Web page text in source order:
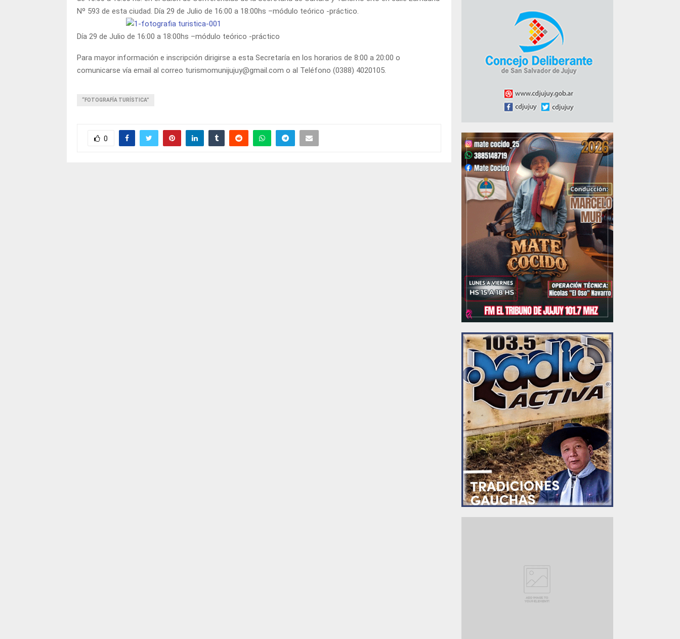
Nº 593 de esta ciudad. Día 29 de Julio de 16:00 a 18:00hs –módulo teórico -práctico.
Día 29 de Julio de 16:00 a 18:00hs –módulo teórico -práctico
Para mayor información e inscripción dirigirse a esta Secretaría en los horarios de 8:00 a 20:00 o
comunicarse vía email al correo turismomunijujuy@gmail.com o al Teléfono (0388) 4020105.
“FOTOGRAFÍA TURÍSTICA”
0